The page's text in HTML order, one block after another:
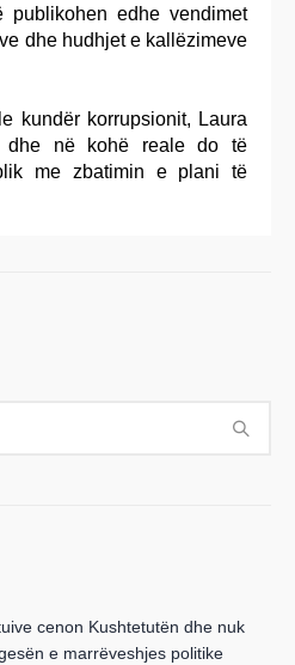
publikohen edhe vendimet
dhe hudhjet e kallëzimeve
kundër korrupsionit, Laura
dhe në kohë reale do të
me zbatimin e plani të
cenon Kushtetutën dhe nuk
e marrëveshjes politike